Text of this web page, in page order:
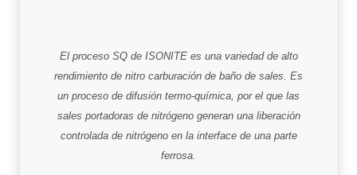
El proceso SQ de ISONITE es una variedad de alto
rendimiento de nitro carburación de baño de sales. Es
un proceso de difusión termo-química, por el que las
sales portadoras de nitrógeno generan una liberación
controlada de nitrógeno en la interface de una parte
ferrosa.